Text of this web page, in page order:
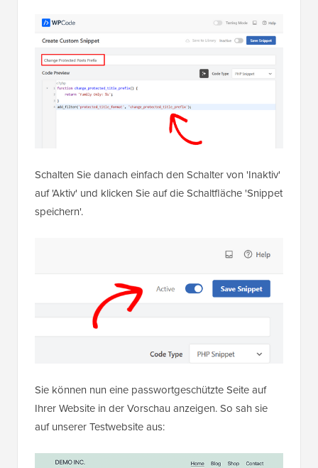
Schalten Sie danach einfach den Schalter von 'Inaktiv'
auf 'Aktiv' und klicken Sie auf die Schaltfläche 'Snippet
speichern'.
Sie können nun eine passwortgeschützte Seite auf
Ihrer Website in der Vorschau anzeigen. So sah sie
auf unserer Testwebsite aus: